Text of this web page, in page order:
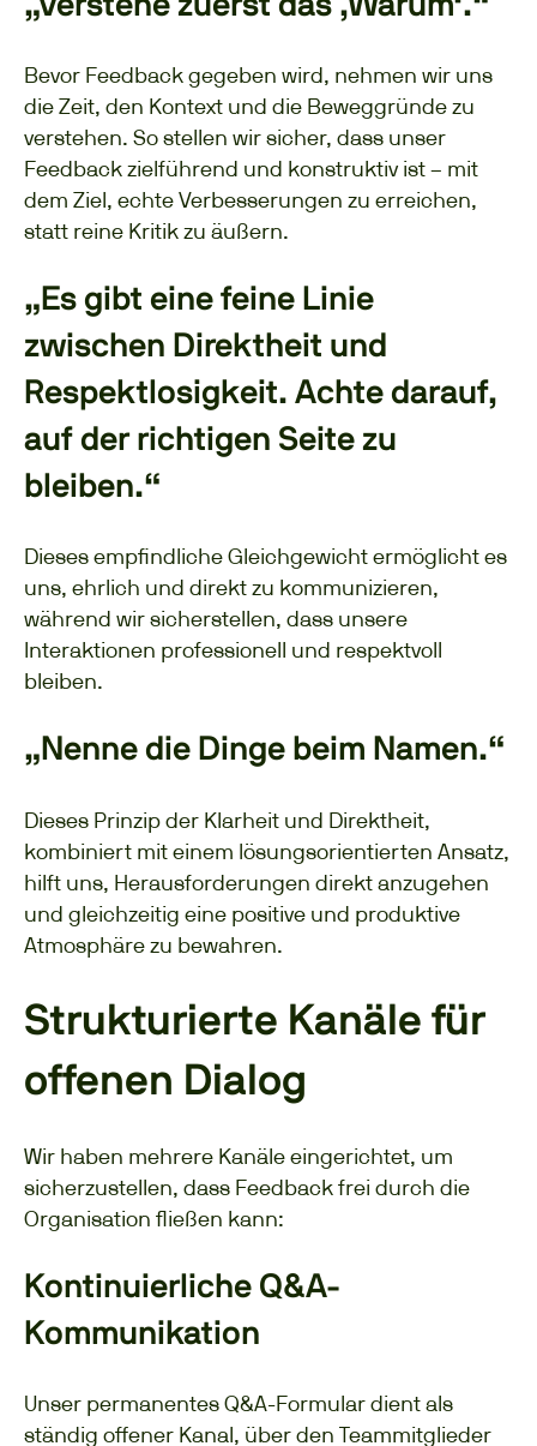
Bevor Feedback gegeben wird, nehmen wir uns
die Zeit, den Kontext und die Beweggründe zu
verstehen. So stellen wir sicher, dass unser
Feedback zielführend und konstruktiv ist – mit
dem Ziel, echte Verbesserungen zu erreichen,
statt reine Kritik zu äußern.
„Es gibt eine feine Linie
zwischen Direktheit und
Respektlosigkeit. Achte darauf,
auf der richtigen Seite zu
bleiben.“
Dieses empfindliche Gleichgewicht ermöglicht es
uns, ehrlich und direkt zu kommunizieren,
während wir sicherstellen, dass unsere
Interaktionen professionell und respektvoll
bleiben.
„Nenne die Dinge beim Namen.“
Dieses Prinzip der Klarheit und Direktheit,
kombiniert mit einem lösungsorientierten Ansatz,
hilft uns, Herausforderungen direkt anzugehen
und gleichzeitig eine positive und produktive
Atmosphäre zu bewahren.
Strukturierte Kanäle für
offenen Dialog
Wir haben mehrere Kanäle eingerichtet, um
sicherzustellen, dass Feedback frei durch die
Organisation fließen kann:
Kontinuierliche Q&A-
Kommunikation
Unser permanentes Q&A-Formular dient als
ständig offener Kanal, über den Teammitglieder